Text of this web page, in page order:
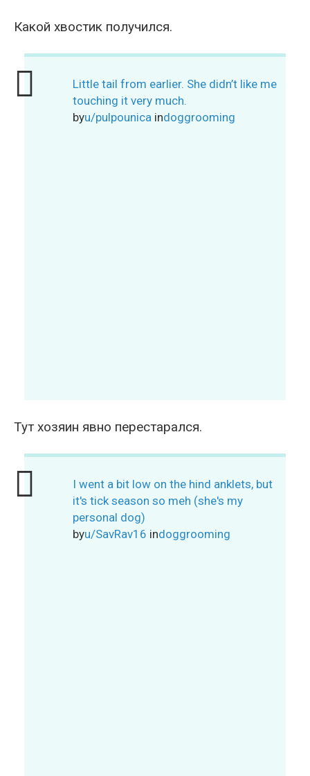
Какой хвостик получился.
Little tail from earlier. She didn’t like me
touching it very much.
byu/pulpounica indoggrooming
Тут хозяин явно перестарался.
I went a bit low on the hind anklets, but
it's tick season so meh (she's my
personal dog)
byu/SavRav16 indoggrooming